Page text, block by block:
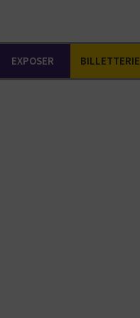
EXPOSER BILLETTERIE